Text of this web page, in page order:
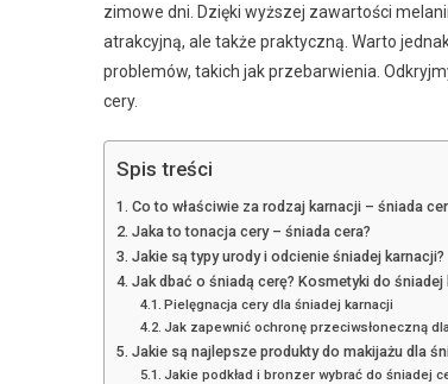
zimowe dni. Dzięki wyższej zawartości
atrakcyjną, ale także praktyczną. Warto
problemów, takich jak przebarwienia.
cery.
Spis treści
Co to właściwie za rodzaj karnacji – śniada
Jaka to tonacja cery – śniada cera?
Jakie są typy urody i odcienie śniadej karnacji?
Jak dbać o śniadą cerę? Kosmetyki do śniadej
Pielęgnacja cery dla śniadej karnacji
Jak zapewnić ochronę przeciwsłoneczną
Jakie są najlepsze produkty do makijażu dla
Jakie podkład i bronzer wybrać do śniadej